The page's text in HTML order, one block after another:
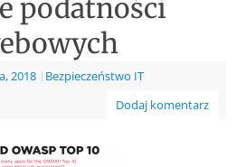
podatności
2018 | Bezpieczeństwo IT
Dodaj komentarz